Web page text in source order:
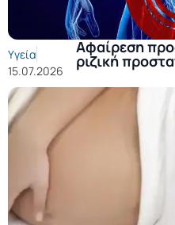
Υγεία
15.07.2026
Αφαίρεση
ριζική